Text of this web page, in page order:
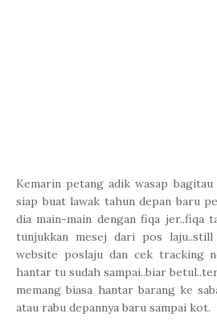
Kemarin petang adik wasap
siap buat lawak tahun depan baru
dia main-main dengan fiqa jer..fiqa
tunjukkan mesej dari pos
website poslaju dan cek tracking
hantar tu sudah sampai..biar
memang biasa hantar barang ke
atau rabu depannya baru sampai kot.